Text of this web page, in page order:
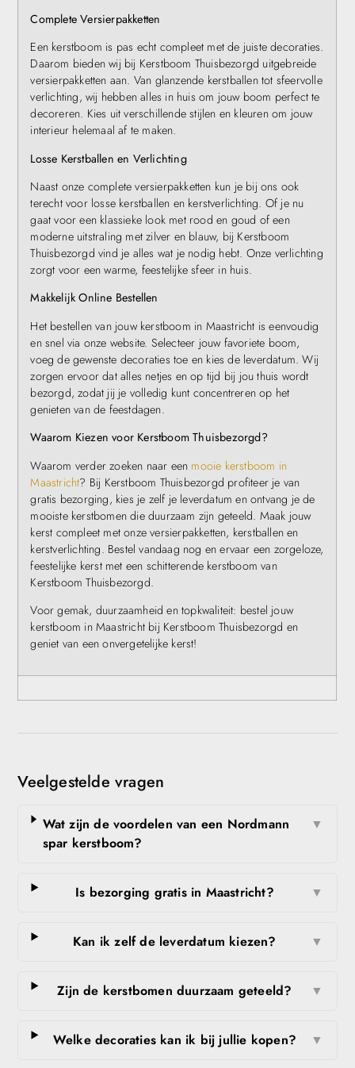
Complete Versierpakketten
Een kerstboom is pas echt compleet met de juiste decoraties.
Daarom bieden wij bij Kerstboom Thuisbezorgd uitgebreide
versierpakketten aan. Van glanzende kerstballen tot sfeervolle
verlichting, wij hebben alles in huis om jouw boom perfect te
decoreren. Kies uit verschillende stijlen en kleuren om jouw
interieur helemaal af te maken.
Losse Kerstballen en Verlichting
Naast onze complete versierpakketten kun je bij ons ook
terecht voor losse kerstballen en kerstverlichting. Of je nu
gaat voor een klassieke look met rood en goud of een
moderne uitstraling met zilver en blauw, bij Kerstboom
Thuisbezorgd vind je alles wat je nodig hebt. Onze verlichting
zorgt voor een warme, feestelijke sfeer in huis.
Makkelijk Online Bestellen
Het bestellen van jouw kerstboom in Maastricht is eenvoudig
en snel via onze website. Selecteer jouw favoriete boom,
voeg de gewenste decoraties toe en kies de leverdatum. Wij
zorgen ervoor dat alles netjes en op tijd bij jou thuis wordt
bezorgd, zodat jij je volledig kunt concentreren op het
genieten van de feestdagen.
Waarom Kiezen voor Kerstboom Thuisbezorgd?
Waarom verder zoeken naar een mooie kerstboom in
Maastricht? Bij Kerstboom Thuisbezorgd profiteer je van
gratis bezorging, kies je zelf je leverdatum en ontvang je de
mooiste kerstbomen die duurzaam zijn geteeld. Maak jouw
kerst compleet met onze versierpakketten, kerstballen en
kerstverlichting. Bestel vandaag nog en ervaar een zorgeloze,
feestelijke kerst met een schitterende kerstboom van
Kerstboom Thuisbezorgd.
Voor gemak, duurzaamheid en topkwaliteit: bestel jouw
kerstboom in Maastricht bij Kerstboom Thuisbezorgd en
geniet van een onvergetelijke kerst!
Veelgestelde vragen
Wat zijn de voordelen van een Nordmann
spar kerstboom?
▼
Is bezorging gratis in Maastricht? ▼
Kan ik zelf de leverdatum kiezen? ▼
Zijn de kerstbomen duurzaam geteeld? ▼
Welke decoraties kan ik bij jullie kopen? ▼